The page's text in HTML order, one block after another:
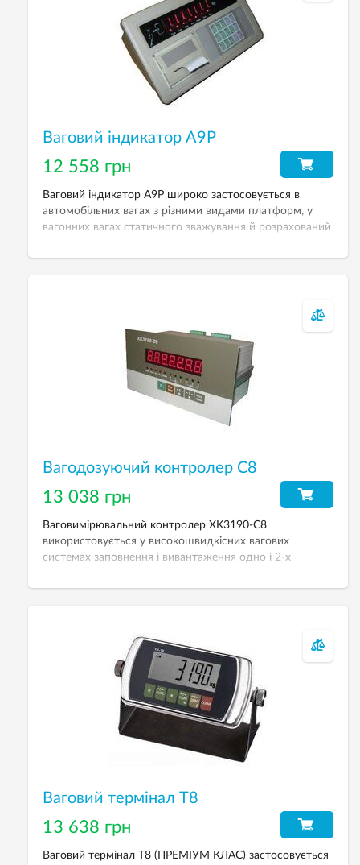
Ваговий індикатор А9Р
12 558 грн
Ваговий індикатор А9Р широко застосовується в
автомобільних вагах з різними видами платформ, у
вагонних вагах статичного зважування й розрахований
ма по 700 Ohm. Вбудований чекодрукуючий принтер
Вагодозуючий контролер С8
13 038 грн
Ваговимірювальний контролер XK3190-C8
використовується у високошвидкісних вагових
системах заповнення і вивантаження одно і 2-х
вагах відбраковщиках, дозавтоматах розливу,
Ваговий термінал Т8
13 638 грн
Ваговий термінал Т8 (ПРЕМІУМ КЛАС) застосовується